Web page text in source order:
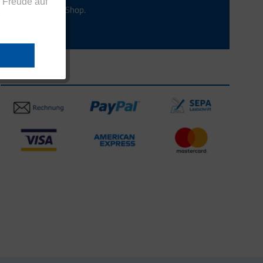
aus dem Eucell Shop.
Zahlungsarten